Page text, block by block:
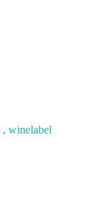
winelabel